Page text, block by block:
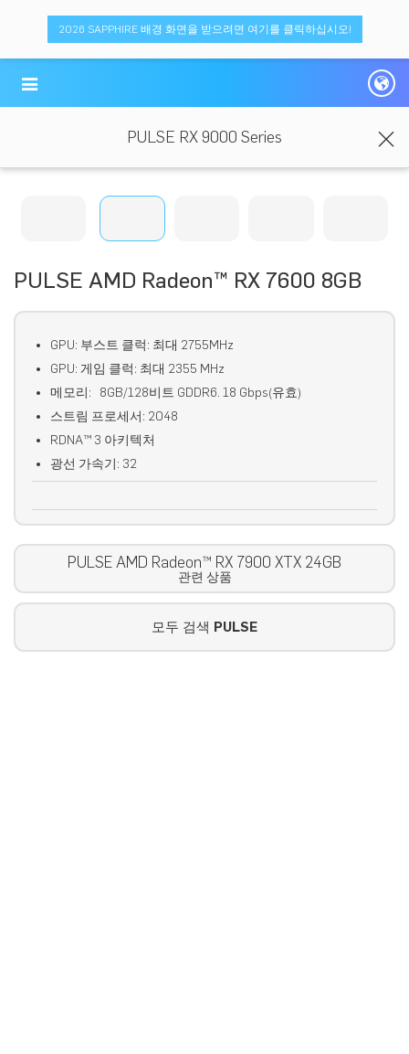
2026 SAPPHIRE 배경 화면을 받으려면 여기를 클릭하십시오!
PULSE RX 9000 Series
PULSE AMD Radeon™ RX 7600 8GB
GPU: 부스트 클럭: 최대 2755MHz
GPU: 게임 클럭: 최대 2355 MHz
메모리: 8GB/128비트 GDDR6. 18 Gbps(유효)
스트림 프로세서: 2048
RDNA™ 3 아키텍처
광선 가속기: 32
PULSE AMD Radeon™ RX 7900 XTX 24GB
관련 상품
모두 검색 PULSE